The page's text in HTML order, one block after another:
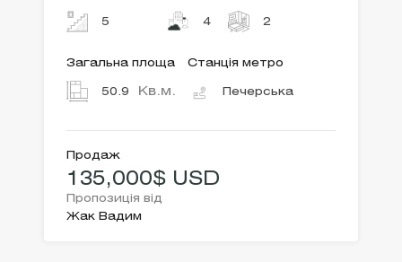
5 4 2
Загальна площа
50.9 Кв.м.
Станція метро
Печерська
Продаж
135,000$ USD
Пропозиція від
Жак Вадим